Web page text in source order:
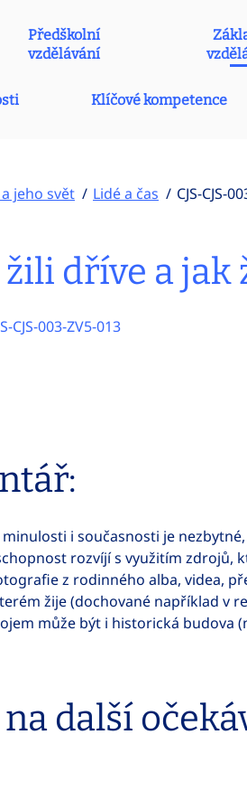
Předškolní
vzdělávání
Klíčové kompetence
jeho svět Lidé a čas CJS-CJS-
dříve a jak
CJS-003-ZV5-013
i současnosti je
rozvíjí s využitím zdrojů,
z rodinného alba, videa,
žije (dochované například v
může být i historická budova
na další